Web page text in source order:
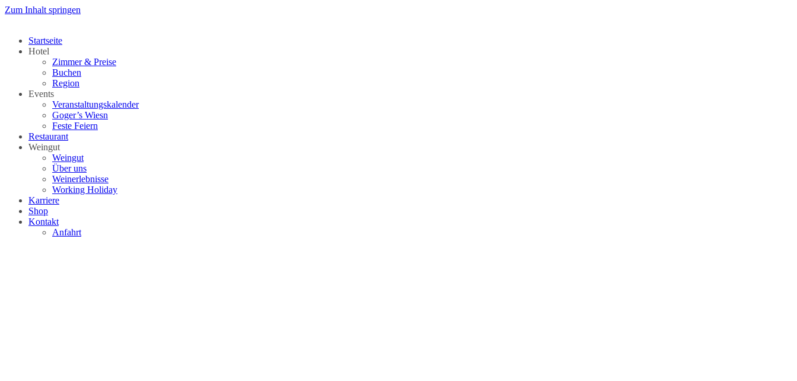
Zum Inhalt springen
Startseite
Hotel
Zimmer & Preise
Buchen
Region
Events
Veranstaltungskalender
Goger’s Wiesn
Feste Feiern
Restaurant
Weingut
Weingut
Über uns
Weinerlebnisse
Working Holiday
Karriere
Shop
Kontakt
Anfahrt